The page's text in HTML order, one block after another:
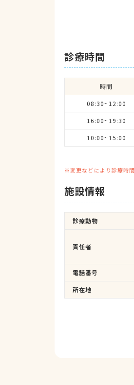
診療時間
時間
08:30~12:00
16:00~19:30
10:00~15:00
※変更などにより診療時
施設情報
診療動物
責任者
電話番号
所在地